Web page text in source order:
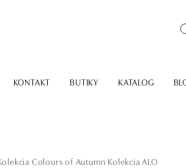
KONTAKT BUTIKY KATALOG
Colours of Autumn Kolekcia ALO